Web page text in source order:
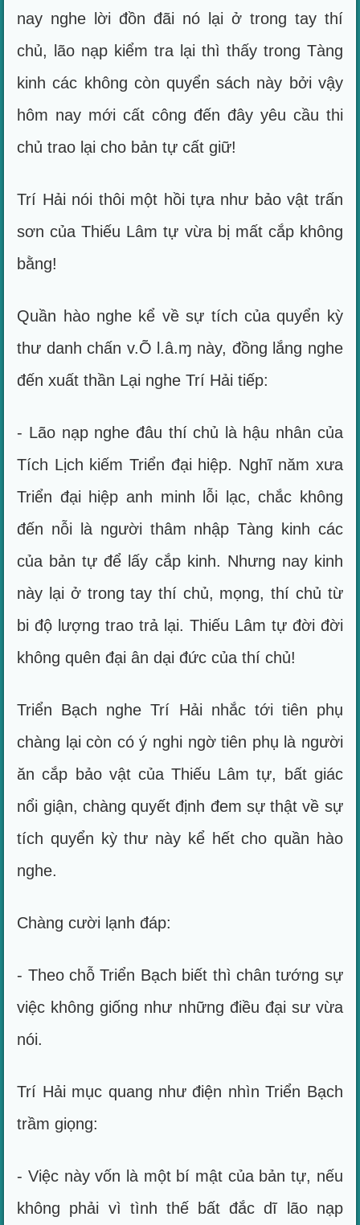
nay nghe lời đồn đãi nó lại ở trong tay thí
chủ, lão nạp kiểm tra lại thì thấy trong Tàng
kinh các không còn quyển sách này bởi vậy
hôm nay mới cất công đến đây yêu cầu thi
chủ trao lại cho bản tự cất giữ!
Trí Hải nói thôi một hồi tựa như bảo vật trấn
sơn của Thiếu Lâm tự vừa bị mất cắp không
bằng!
Quần hào nghe kể về sự tích của quyển kỳ
thư danh chấn v.Õ l.â.ɱ này, đồng lắng nghe
đến xuất thần Lại nghe Trí Hải tiếp:
- Lão nạp nghe đâu thí chủ là hậu nhân của
Tích Lịch kiếm Triển đại hiệp. Nghĩ năm xưa
Triển đại hiệp anh minh lỗi lạc, chắc không
đến nỗi là người thâm nhập Tàng kinh các
của bản tự để lấy cắp kinh. Nhưng nay kinh
này lại ở trong tay thí chủ, mọng, thí chủ từ
bi độ lượng trao trả lại. Thiếu Lâm tự đời đời
không quên đại ân dại đức của thí chủ!
Triển Bạch nghe Trí Hải nhắc tới tiên phụ
chàng lại còn có ý nghi ngờ tiên phụ là người
ăn cắp bảo vật của Thiếu Lâm tự, bất giác
nổi giận, chàng quyết định đem sự thật về sự
tích quyển kỳ thư này kể hết cho quần hào
nghe.
Chàng cười lạnh đáp:
- Theo chỗ Triển Bạch biết thì chân tướng sự
việc không giống như những điều đại sư vừa
nói.
Trí Hải mục quang như điện nhìn Triển Bạch
trầm giọng:
- Việc này vốn là một bí mật của bản tự, nếu
không phải vì tình thế bất đắc dĩ lão nạp